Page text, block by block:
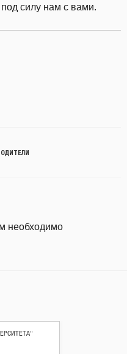
силу нам с вами.
необходимо